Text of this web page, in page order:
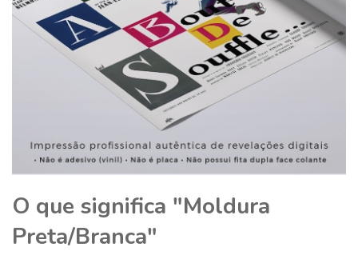
O que significa "Moldura
Preta/Branca"